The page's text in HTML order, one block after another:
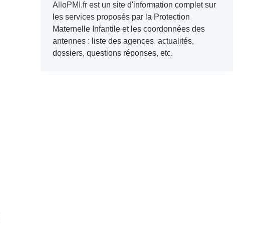
AlloPMI.fr est un site d'information complet sur
les services proposés par la Protection
Maternelle Infantile et les coordonnées des
antennes : liste des agences, actualités,
dossiers, questions réponses, etc.